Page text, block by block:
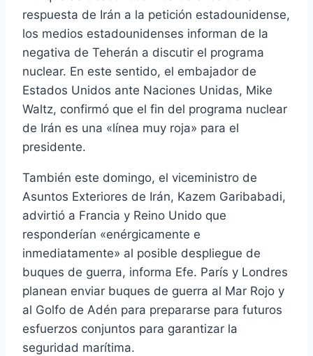
respuesta de Irán a la petición estadounidense,
los medios estadounidenses informan de la
negativa de Teherán a discutir el programa
nuclear. En este sentido, el embajador de
Estados Unidos ante Naciones Unidas, Mike
Waltz, confirmó que el fin del programa nuclear
de Irán es una «línea muy roja» para el
presidente.
También este domingo, el viceministro de
Asuntos Exteriores de Irán, Kazem Garibabadi,
advirtió a Francia y Reino Unido que
responderían «enérgicamente e
inmediatamente» al posible despliegue de
buques de guerra, informa Efe. París y Londres
planean enviar buques de guerra al Mar Rojo y
al Golfo de Adén para prepararse para futuros
esfuerzos conjuntos para garantizar la
seguridad marítima.